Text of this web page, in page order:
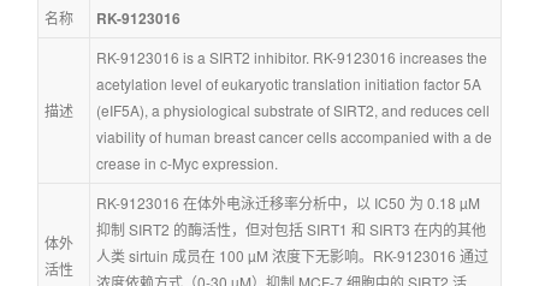
名称 RK-9123016
描述
RK-9123016 is a SIRT2 inhibitor. RK-9123016 increases the
acetylation level of eukaryotic translation initiation factor 5A
(eIF5A), a physiological substrate of SIRT2, and reduces cell
viability of human breast cancer cells accompanied with a de
crease in c-Myc expression.
体外
活性
RK-9123016 在体外电泳迁移率分析中，以 IC50 为 0.18 µM
抑制 SIRT2 的酶活性，但对包括 SIRT1 和 SIRT3 在内的其他
人类 sirtuin 成员在 100 µM 浓度下无影响。RK-9123016 通过
浓度依赖方式（0-30 µM）抑制 MCF-7 细胞中的 SIRT2 活